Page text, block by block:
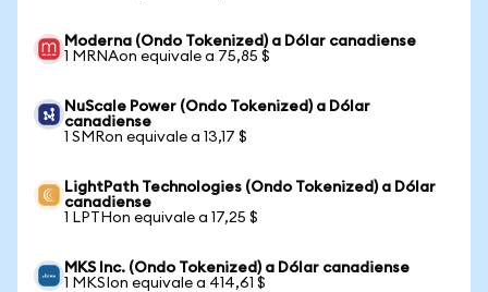
Moderna (Ondo Tokenized) a Dólar canadiense
1 MRNAon equivale a 75,85 $
NuScale Power (Ondo Tokenized) a Dólar
canadiense
1 SMRon equivale a 13,17 $
LightPath Technologies (Ondo Tokenized) a Dólar
canadiense
1 LPTHon equivale a 17,25 $
MKS Inc. (Ondo Tokenized) a Dólar canadiense
1 MKSIon equivale a 414,61 $